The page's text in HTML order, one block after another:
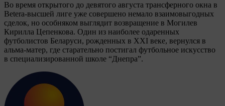
Во время открытого до девятого августа трансферного окна в
Betera-высшей лиге уже совершено немало взаимовыгодных
сделок, но особняком выглядит возвращение в Могилев
Кирилла Цепенкова. Один из наиболее одаренных
футболистов Беларуси, рожденных в XXI веке, вернулся в
альма-матер, где старательно постигал футбольное искусство
в специализированной школе “Днепра”.